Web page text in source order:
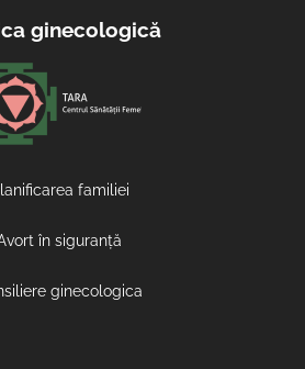
ginecologică
familiei
în siguranță
ginecologica